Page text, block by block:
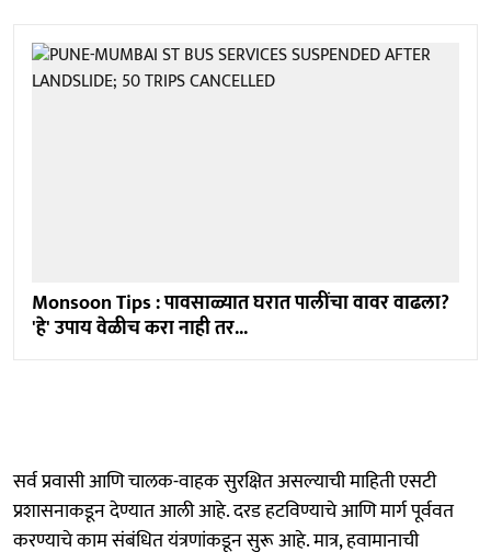
Monsoon Tips : पावसाळ्यात घरात पालींचा वावर वाढला?
'हे' उपाय वेळीच करा नाही तर...
सर्व प्रवासी आणि चालक-वाहक सुरक्षित असल्याची माहिती एसटी
प्रशासनाकडून देण्यात आली आहे. दरड हटविण्याचे आणि मार्ग पूर्ववत
करण्याचे काम संबंधित यंत्रणांकडून सुरू आहे. मात्र, हवामानाची